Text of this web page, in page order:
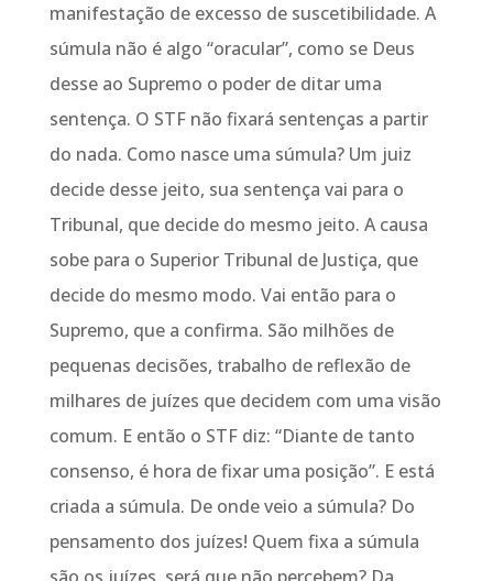
manifestação de excesso de suscetibilidade. A
súmula não é algo “oracular”, como se Deus
desse ao Supremo o poder de ditar uma
sentença. O STF não fixará sentenças a partir
do nada. Como nasce uma súmula? Um juiz
decide desse jeito, sua sentença vai para o
Tribunal, que decide do mesmo jeito. A causa
sobe para o Superior Tribunal de Justiça, que
decide do mesmo modo. Vai então para o
Supremo, que a confirma. São milhões de
pequenas decisões, trabalho de reflexão de
milhares de juízes que decidem com uma visão
comum. E então o STF diz: “Diante de tanto
consenso, é hora de fixar uma posição”. E está
criada a súmula. De onde veio a súmula? Do
pensamento dos juízes! Quem fixa a súmula